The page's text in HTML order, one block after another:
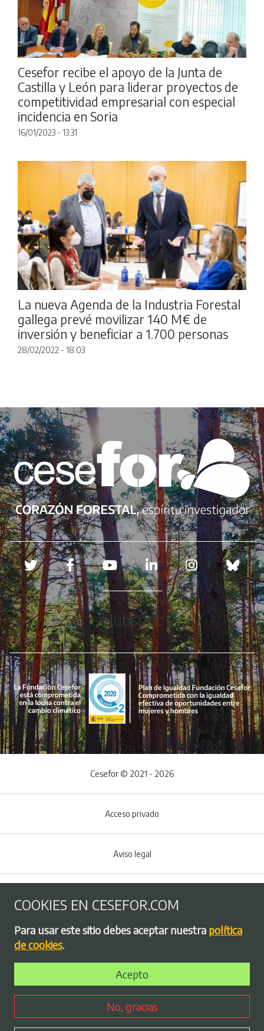
Cesefor recibe el apoyo de la Junta de
Castilla y León para liderar proyectos de
competitividad empresarial con especial
incidencia en Soria
16/01/2023 - 13:31
La nueva Agenda de la Industria Forestal
gallega prevé movilizar 140 M€ de
inversión y beneficiar a 1.700 personas
28/02/2022 - 18:03
Redes sociales
Hubspot
Menú del pie
Cesefor © 2021 - 2026
Acceso privado
Aviso legal
Política de privacidad
Bolsa de empleo
Perfil contratante
COOKIES EN CESEFOR.COM
Para usar este sitio debes aceptar nuestra política
de cookies.
Acepto
No, gracias